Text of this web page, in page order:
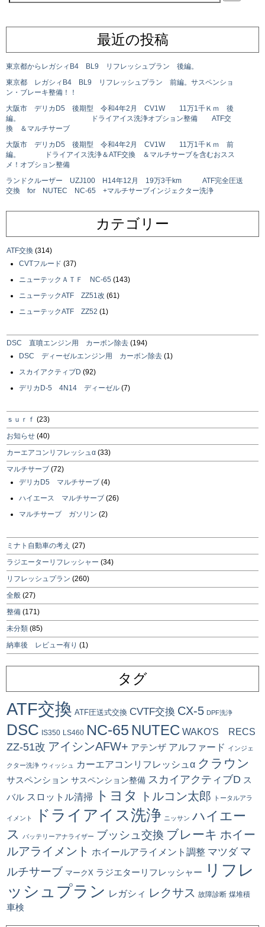
最近の投稿
東京都からレガシィB4 BL9 リフレッシュプラン 後編。
東京都 レガシィB4 BL9 リフレッシュプラン 前編。サスペンショ
ン・ブレーキ整備！！
大阪市 デリカD5 後期型 令和4年2月 CV1W 11万1千Ｋｍ 後
編。 ドライアイス洗浄オプション整備 ATF交
換 ＆マルチサーブ
大阪市 デリカD5 後期型 令和4年2月 CV1W 11万1千Ｋｍ 前
編。 ドライアイス洗浄＆ATF交換 ＆マルチサーブを含むおスス
メ！オプション整備
ランドクルーザー UZJ100 H14年12月 19万3千km ATF完全圧送
交換 for NUTEC NC-65 +マルチサーブインジェクター洗浄
カテゴリー
ATF交換 (314)
CVTフルード (37)
ニューテックＡＴＦ NC-65 (143)
ニューテックATF ZZ51改 (61)
ニューテックATF ZZ52 (1)
DSC 直噴エンジン用 カーボン除去 (194)
DSC ディーゼルエンジン用 カーボン除去 (1)
スカイアクティブD (92)
デリカD-5 4N14 ディーゼル (7)
ｓｕｒｆ (23)
お知らせ (40)
カーエアコンリフレッシュα (33)
マルチサーブ (72)
デリカD5 マルチサーブ (4)
ハイエース マルチサーブ (26)
マルチサーブ ガソリン (2)
ミナト自動車の考え (27)
ラジエーターリフレッシャー (34)
リフレッシュプラン (260)
全般 (27)
整備 (171)
未分類 (85)
納車後 レビュー有り (1)
タグ
ATF交換 ATF圧送式交換 CVTF交換 CX-5 DPF洗浄
DSC IS350 LS460 NC-65 NUTEC WAKO'S RECS
ZZ-51改 アイシンAFW+ アテンザ アルファード インジェ
クター洗浄 ウィッシュ カーエアコンリフレッシュα クラウン
サスペンション サスペンション整備 スカイアクティブD ス
バル スロットル清掃 トヨタ トルコン太郎 トータルアラ
イメント ドライアイス洗浄 ニッサン ハイエー
ス
バッテリーアナライザー ブッシュ交換 ブレーキ ホイー
ルアライメント ホイールアライメント調整 マツダ マ
ルチサーブ マークX ラジエターリフレッシャー
リフレ
ッシュプラン レガシィ レクサス 故障診断 煤堆積
車検